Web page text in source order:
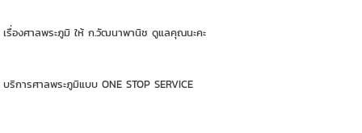
เรื่องศาลพระภูมิ ให้ ก.วัฒนาพานิช ดูแลคุณนะคะ
บริการศาลพระภูมิแบบ ONE STOP SERVICE